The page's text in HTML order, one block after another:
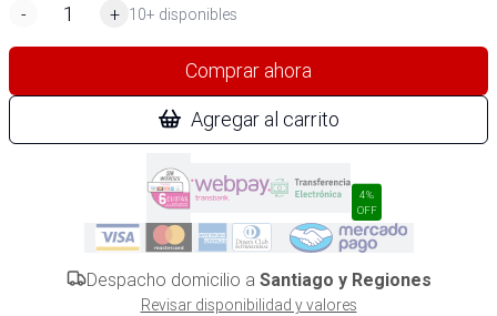
-
+ 10+ disponibles
Comprar ahora
Agregar al carrito
4%
OFF
Despacho domicilio a Santiago y Regiones
Revisar disponibilidad y valores